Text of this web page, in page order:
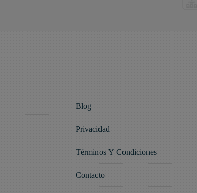
Blog
Privacidad
Términos Y Condiciones
Contacto